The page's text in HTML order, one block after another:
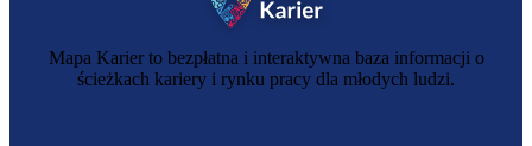
Mapa Karier to bezpłatna i interaktywna baza informacji o
ścieżkach kariery i rynku pracy dla młodych ludzi.